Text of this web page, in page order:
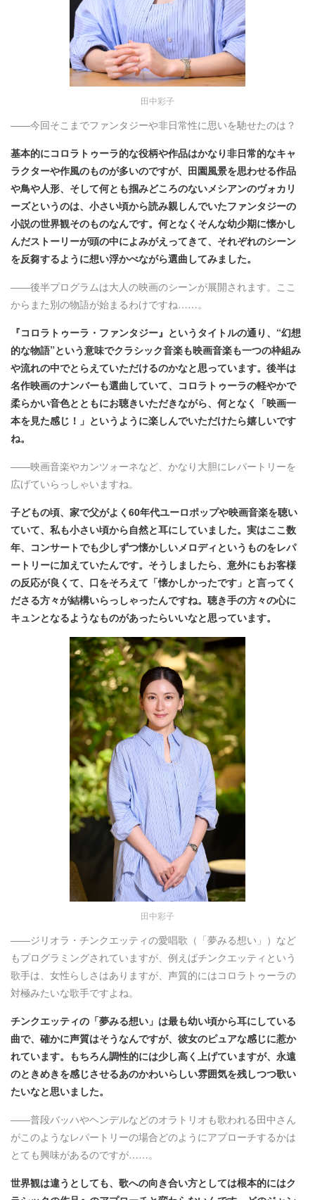
田中彩子
――今回そこまでファンタジーや非日常性に思いを馳せたのは？
基本的にコロラトゥーラ的な役柄や作品はかなり非日常的なキャ
ラクターや作風のものが多いのですが、田園風景を思わせる作品
や鳥や人形、そして何とも掴みどころのないメシアンのヴォカリ
ーズというのは、小さい頃から読み親しんでいたファンタジーの
小説の世界観そのものなんです。何となくそんな幼少期に懐かし
んだストーリーが頭の中によみがえってきて、それぞれのシーン
を反芻するように想い浮かべながら選曲してみました。
――後半プログラムは大人の映画のシーンが展開されます。ここ
からまた別の物語が始まるわけですね……。
『コロラトゥーラ・ファンタジー』というタイトルの通り、“幻想
的な物語”という意味でクラシック音楽も映画音楽も一つの枠組み
や流れの中でとらえていただけるのかなと思っています。後半は
名作映画のナンバーも選曲していて、コロラトゥーラの軽やかで
柔らかい音色とともにお聴きいただきながら、何となく「映画一
本を見た感じ！」というように楽しんでいただけたら嬉しいです
ね。
――映画音楽やカンツォーネなど、かなり大胆にレパートリーを
広げていらっしゃいますね。
子どもの頃、家で父がよく60年代ユーロポップや映画音楽を聴い
ていて、私も小さい頃から自然と耳にしていました。実はここ数
年、コンサートでも少しずつ懐かしいメロディというものをレパ
ートリーに加えていたんです。そうしましたら、意外にもお客様
の反応が良くて、口をそろえて「懐かしかったです」と言ってく
ださる方々が結構いらっしゃったんですね。聴き手の方々の心に
キュンとなるようなものがあったらいいなと思っています。
田中彩子
――ジリオラ・チンクエッティの愛唱歌 （「夢みる想い」）など
もプログラミングされていますが、例えばチンクエッティという
歌手は、女性らしさはありますが、声質的にはコロラトゥーラの
対極みたいな歌手ですよね。
チンクエッティの「夢みる想い」は最も幼い頃から耳にしている
曲で、確かに声質はそうなんですが、彼女のピュアな感じに惹か
れています。もちろん調性的には少し高く上げていますが、永遠
のときめきを感じさせるあのかわいらしい雰囲気を残しつつ歌い
たいなと思いました。
――普段バッハやヘンデルなどのオラトリオも歌われる田中さん
がこのようなレパートリーの場合どのようにアプローチするかは
とても興味があるのですが……。
世界観は違うとしても、歌への向き合い方としては根本的にはク